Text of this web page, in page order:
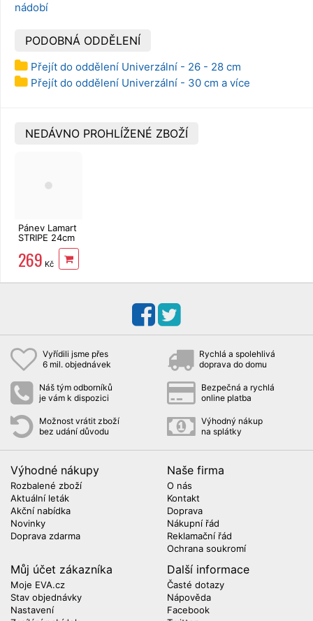
nádobí
PODOBNÁ ODDĚLENÍ
Přejít do oddělení Univerzální - 26 - 28 cm
Přejít do oddělení Univerzální - 30 cm a více
NEDÁVNO PROHLÍŽENÉ ZBOŽÍ
Pánev Lamart
STRIPE 24cm
269 Kč
Vyřídili jsme přes
6 mil. objednávek
Rychlá a spolehlivá
doprava do domu
Náš tým odborníků
je vám k dispozici
Bezpečná a rychlá
online platba
Možnost vrátit zboží
bez udání důvodu
Výhodný nákup
na splátky
Výhodné nákupy
Rozbalené zboží
Aktuální leták
Akční nabídka
Novinky
Doprava zdarma
Naše firma
O nás
Kontakt
Doprava
Nákupní řád
Reklamační řád
Ochrana soukromí
Můj účet zákazníka
Moje EVA.cz
Stav objednávky
Nastavení
Další informace
Časté dotazy
Nápověda
Facebook